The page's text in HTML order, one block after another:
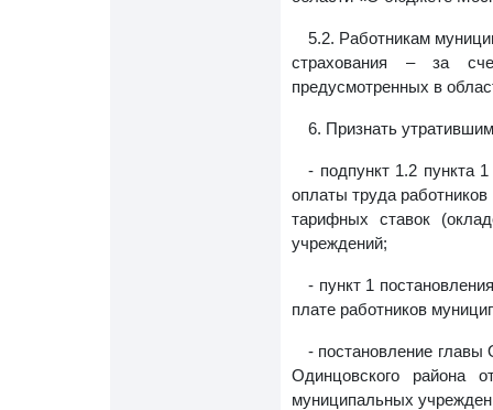
5.2. Работникам
страхования – за
предусмотренных в
6. Признать
- подпункт 1.2 пункта
оплаты труда
тарифных ставок
учреждений;
- пункт 1
плате работников
- постановление главы
Одинцовского района
муниципальных